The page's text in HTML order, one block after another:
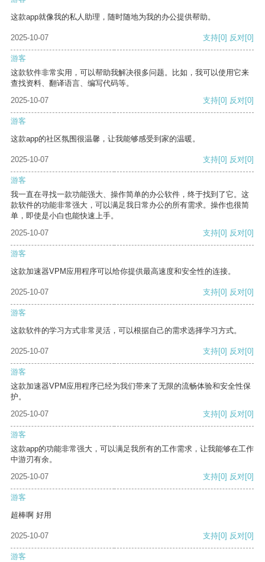
这款app就像我的私人助理，随时随地为我的办公提供帮助。
2025-10-07 支持[0] 反对[0]
游客
这款软件非常实用，可以帮助我解决很多问题。比如，我可以使用它来
查找资料、翻译语言、编写代码等。
2025-10-07
支持[0] 反对[0]
游客
这款app的社区氛围很温馨，让我能够感受到家的温暖。
2025-10-07 支持[0] 反对[0]
游客
我一直在寻找一款功能强大、操作简单的办公软件，终于找到了它。这
款软件的功能非常强大，可以满足我日常办公的所有需求。操作也很简
单，即使是小白也能快速上手。
2025-10-07
支持[0] 反对[0]
游客
这款加速器VPM应用程序可以给你提供最高速度和安全性的连接。
2025-10-07 支持[0] 反对[0]
游客
这款软件的学习方式非常灵活，可以根据自己的需求选择学习方式。
2025-10-07 支持[0] 反对[0]
游客
这款加速器VPM应用程序已经为我们带来了无限的流畅体验和安全性保
护。
2025-10-07
支持[0] 反对[0]
游客
这款app的功能非常强大，可以满足我所有的工作需求，让我能够在工作
中游刃有余。
2025-10-07
支持[0] 反对[0]
游客
超棒啊 好用
2025-10-07 支持[0] 反对[0]
游客